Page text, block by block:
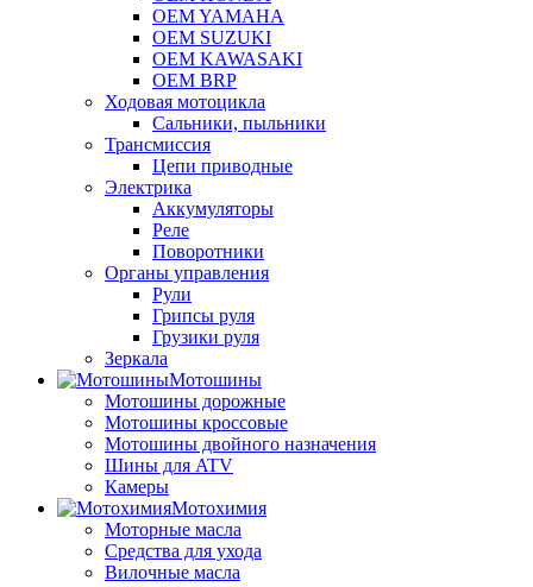
OEM YAMAHA
OEM SUZUKI
OEM KAWASAKI
OEM BRP
Ходовая мотоцикла
Сальники, пыльники
Трансмиссия
Цепи приводные
Электрика
Аккумуляторы
Реле
Поворотники
Органы управления
Рули
Грипсы руля
Грузики руля
Зеркала
Мотошины
Мотошины дорожные
Мотошины кроссовые
Мотошины двойного назначения
Шины для ATV
Камеры
Мотохимия
Моторные масла
Средства для ухода
Вилочные масла